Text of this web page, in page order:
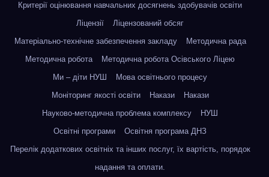
Критерії оцінювання навчальних досягнень здобувачів освіти
Ліцензії
Ліцензований обсяг
Матеріально-технічне забезпечення закладу
Методична рада
Методична робота
Методична робота Осівського Ліцею
Ми – діти НУШ
Мова освітнього процесу
Моніторинг якості освіти
Накази
Накази
Науково-методична проблема комплексу
НУШ
Освітні програми
Освітня програма ДНЗ
Перелік додаткових освітніх та інших послуг, їх вартість, порядок
надання та оплати.